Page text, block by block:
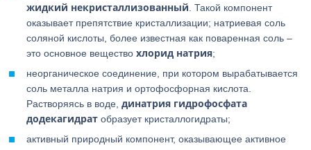
жидкий некристаллизованный . Такой компонент
оказывает препятствие кристаллизации; натриевая соль
соляной кислоты, более известная как поваренная соль –
это основное веществохлорид натрия;
неорганическое соединение, при котором вырабатывается
соль металла натрия и ортофосфорная кислота.
Растворяясь в воде,динатрия гидрофосфата
додекагидрат образует кристаллогидраты;
активный природный компонент, оказывающее активное